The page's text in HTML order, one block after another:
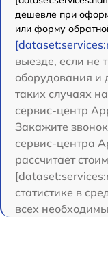
дешевле при
или форму
выезде, если не
оборудования и
таких случаях
сервис-центр
Закажите
сервис-центра
рассчитает
статистике в
всех